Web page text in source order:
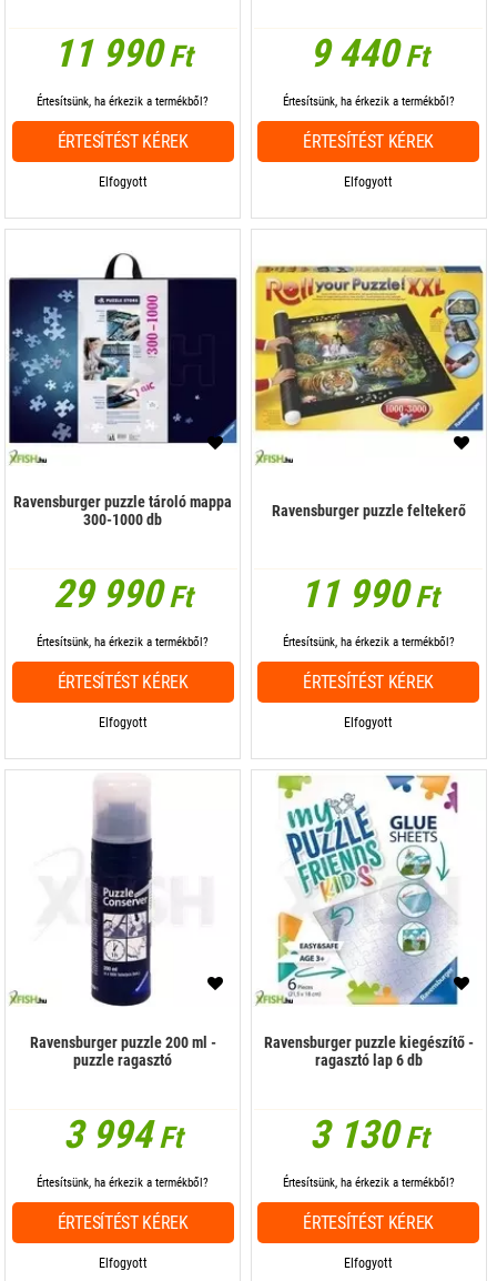
11 990Ft
Elfogyott
Értesítsünk, ha érkezik a termékből?
ÉRTESÍTÉST KÉREK
9 440Ft
Elfogyott
Értesítsünk, ha érkezik a termékből?
ÉRTESÍTÉST KÉREK
Ravensburger puzzle tároló mappa
300-1000 db
29 990Ft
Elfogyott
Értesítsünk, ha érkezik a termékből?
ÉRTESÍTÉST KÉREK
Ravensburger puzzle feltekerő
11 990Ft
Elfogyott
Értesítsünk, ha érkezik a termékből?
ÉRTESÍTÉST KÉREK
Ravensburger puzzle 200 ml -
puzzle ragasztó
3 994Ft
Elfogyott
Értesítsünk, ha érkezik a termékből?
ÉRTESÍTÉST KÉREK
Ravensburger puzzle kiegészítő -
ragasztó lap 6 db
3 130Ft
Elfogyott
Értesítsünk, ha érkezik a termékből?
ÉRTESÍTÉST KÉREK